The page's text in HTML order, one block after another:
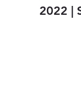
2022 |